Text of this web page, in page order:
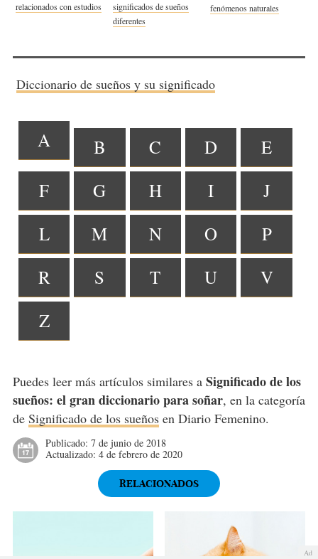
relacionados con estudios
significados de sueños
diferentes
fenómenos naturales
Diccionario de sueños y su significado
A B C D
E
F
G H I
J
L
M N O
P
R
S T U
V
Z
Puedes leer más artículos similares a Significado de los
sueños: el gran diccionario para soñar, en la categoría
de Significado de los sueñosen Diario Femenino.
Publicado: 7 de junio de 2018
Actualizado: 4 de febrero de 2020
RELACIONADOS
Ad